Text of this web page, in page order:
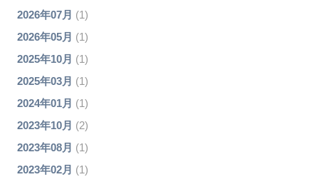
2026年07月 (1)
2026年05月 (1)
2025年10月 (1)
2025年03月 (1)
2024年01月 (1)
2023年10月 (2)
2023年08月 (1)
2023年02月 (1)